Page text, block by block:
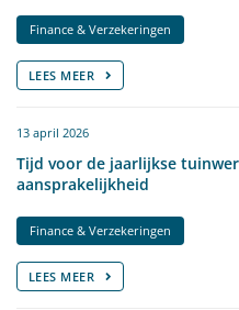
Finance & Verzekeringen
LEES MEER
13 april 2026
Tijd voor de jaarlijkse
aansprakelijkheid
Finance & Verzekeringen
LEES MEER